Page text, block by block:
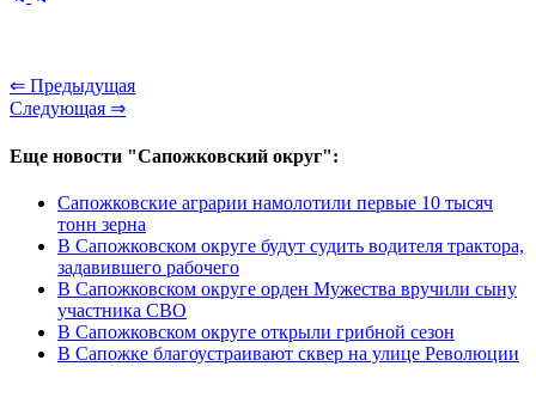
⇐ Предыдущая
Следующая ⇒
Еще новости "Сапожковский округ":
Сапожковские аграрии намолотили первые 10 тысяч
тонн зерна
В Сапожковском округе будут судить водителя трактора,
задавившего рабочего
В Сапожковском округе орден Мужества вручили сыну
участника СВО
В Сапожковском округе открыли грибной сезон
В Сапожке благоустраивают сквер на улице Революции